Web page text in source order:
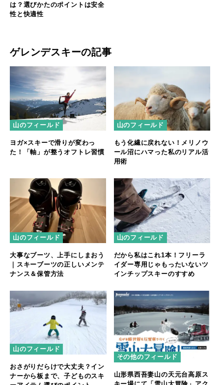
は？選びかたのポイントは安全
性と快適性
ゲレンデスキーの記事
山のフィールド
ヨガ×スキーで滑りが変わっ
た！「軸」が整うオフトレ習慣
山のフィールド
もう化繊に戻れない！メリノウ
ール沼にハマった私のリアル活
用術
山のフィールド
大事なブーツ、上手にしまおう
｜スキーブーツの正しいメンテ
ナンス＆保管方法
山のフィールド
だから私はこれ1本！フリーラ
イダー専用じゃもったいないツ
インチップスキーのすすめ
山のフィールド
おさがりだらけで大丈夫？イン
ナーから板まで、子どものスキ
その他のフィールド
山形県西吾妻山の天元台高原ス